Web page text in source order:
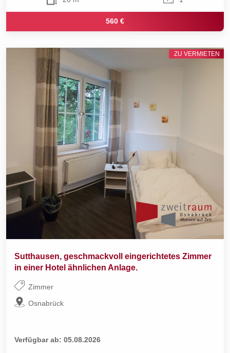
560 €
Sutthausen, geschmackvoll eingerichtetes Zimmer
in einer Hotel ähnlichen Anlage.
Zimmer
Osnabrück
Verfügbar ab: 05.08.2026
ZU VERMIETEN